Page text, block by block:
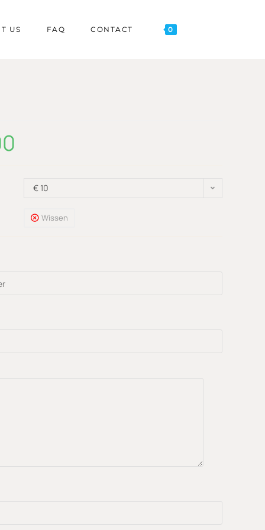
US FAQ CONTACT 0
€ 10
Wissen